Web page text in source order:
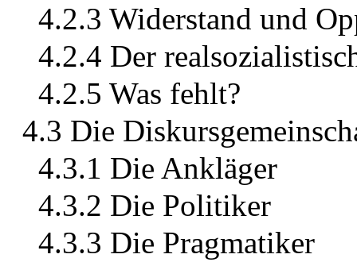
4.2.3 Widerstand und
4.2.4 Der
4.2.5 Was fehlt?
4.3 Die
4.3.1 Die Ankläger
4.3.2 Die Politiker
4.3.3 Die Pragmatiker